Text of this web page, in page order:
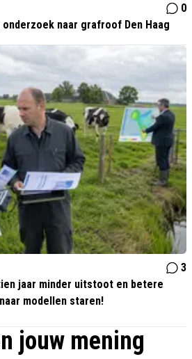
0
naar grafroof Den Haag
3
jaar minder uitstoot en betere
modellen staren!
jouw mening